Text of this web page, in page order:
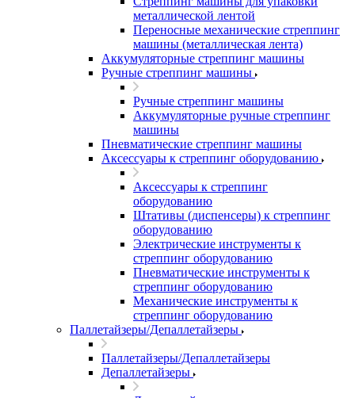
металлической лентой
Переносные механические стреппинг
машины (металлическая лента)
Аккумуляторные стреппинг машины
Ручные стреппинг машины
Ручные стреппинг машины
Аккумуляторные ручные стреппинг
машины
Пневматические стреппинг машины
Аксессуары к стреппинг оборудованию
Аксессуары к стреппинг
оборудованию
Штативы (диспенсеры) к стреппинг
оборудованию
Электрические инструменты к
стреппинг оборудованию
Пневматические инструменты к
стреппинг оборудованию
Механические инструменты к
стреппинг оборудованию
Паллетайзеры/Депаллетайзеры
Паллетайзеры/Депаллетайзеры
Депаллетайзеры